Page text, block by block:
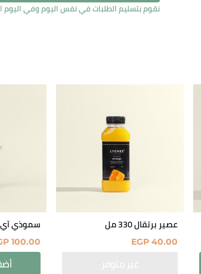
نقوم بتسليم الطلبات في نفس اليوم وفي اليوم التالي بين
عصير برتقال 330 مل
EGP 40.00
سموذي آي
100.00